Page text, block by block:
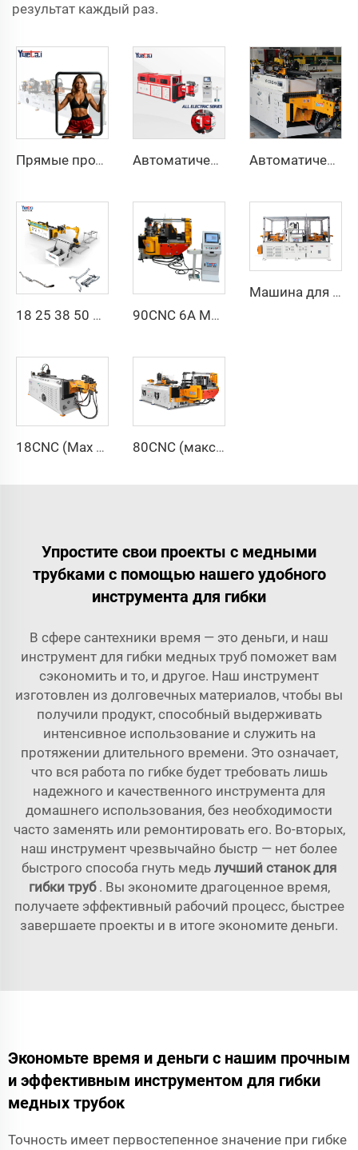
результат каждый раз.
Прямые продажи с завода, двухголовочный автоматический гидравлический трубогибочный станок с ЧПУ, станок для гибки труб из углеродистой стали Автоматическая полностью электрическая ротационная двусторонняя гибочная машина серии CNC для металлических стальных труб, трубогибочные станки Автоматический двухрукавный трубогибочный станок CNC одновременная двухсторонняя система формовки труб для выхлопных систем и перил
18 25 38 50 CNC 4A 2S Стальная автоматическая трубогибочная машина и машины для гибки труб цена с подачей 1 дюйм 2 дюйма 3 дюйма линия 90CNC 6A MS CNC трубогибочный станок, чугунная квадратная трубогибочная машина с двигателем для алюминия и нержавеющей латунной трубы
Машина для формовки концов труб 60CNCx2S
18CNC (Max Ø18 мм) 80CNC (макс. Ø80 мм)
Упростите свои проекты с медными
трубками с помощью нашего удобного
инструмента для гибки
В сфере сантехники время — это деньги, и наш
инструмент для гибки медных труб поможет вам
сэкономить и то, и другое. Наш инструмент
изготовлен из долговечных материалов, чтобы вы
получили продукт, способный выдерживать
интенсивное использование и служить на
протяжении длительного времени. Это означает,
что вся работа по гибке будет требовать лишь
надежного и качественного инструмента для
домашнего использования, без необходимости
часто заменять или ремонтировать его. Во-вторых,
наш инструмент чрезвычайно быстр — нет более
быстрого способа гнуть медь лучший станок для
гибки труб . Вы экономите драгоценное время,
получаете эффективный рабочий процесс, быстрее
завершаете проекты и в итоге экономите деньги.
Экономьте время и деньги с нашим прочным
и эффективным инструментом для гибки
медных трубок
Точность имеет первостепенное значение при гибке